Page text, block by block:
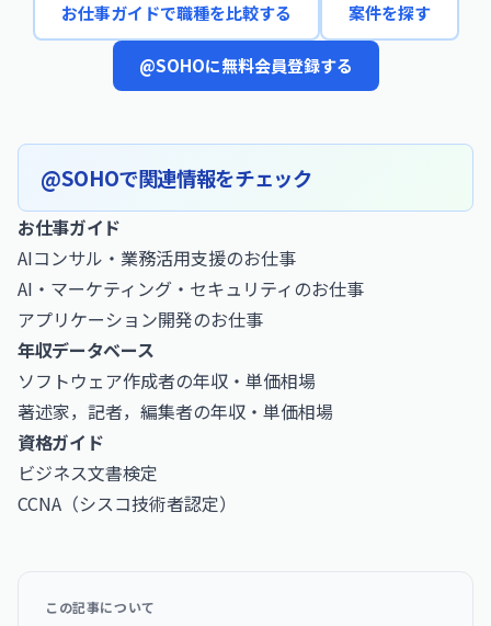
お仕事ガイドで職種を比較する 案件を探す
@SOHOに無料会員登録する
@SOHOで関連情報をチェック
お仕事ガイド
AIコンサル・業務活用支援のお仕事
AI・マーケティング・セキュリティのお仕事
アプリケーション開発のお仕事
年収データベース
ソフトウェア作成者の年収・単価相場
著述家，記者，編集者の年収・単価相場
資格ガイド
ビジネス文書検定
CCNA（シスコ技術者認定）
この記事について